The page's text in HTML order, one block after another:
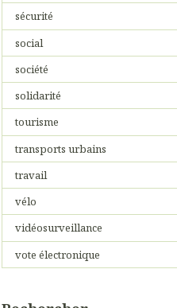
sécurité
social
société
solidarité
tourisme
transports urbains
travail
vélo
vidéosurveillance
vote électronique